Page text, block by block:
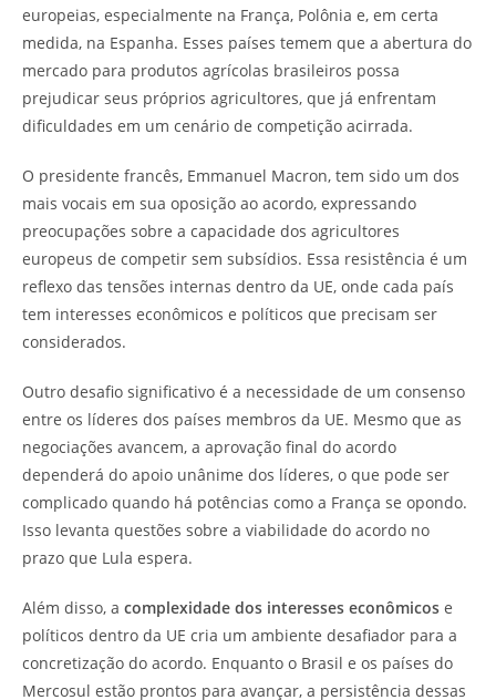
europeias, especialmente na França, Polônia e, em certa
medida, na Espanha. Esses países temem que a abertura do
mercado para produtos agrícolas brasileiros possa
prejudicar seus próprios agricultores, que já enfrentam
dificuldades em um cenário de competição acirrada.
O presidente francês, Emmanuel Macron, tem sido um dos
mais vocais em sua oposição ao acordo, expressando
preocupações sobre a capacidade dos agricultores
europeus de competir sem subsídios. Essa resistência é um
reflexo das tensões internas dentro da UE, onde cada país
tem interesses econômicos e políticos que precisam ser
considerados.
Outro desafio significativo é a necessidade de um consenso
entre os líderes dos países membros da UE. Mesmo que as
negociações avancem, a aprovação final do acordo
dependerá do apoio unânime dos líderes, o que pode ser
complicado quando há potências como a França se opondo.
Isso levanta questões sobre a viabilidade do acordo no
prazo que Lula espera.
Além disso, a complexidade dos interesses econômicos e
políticos dentro da UE cria um ambiente desafiador para a
concretização do acordo. Enquanto o Brasil e os países do
Mercosul estão prontos para avançar, a persistência dessas